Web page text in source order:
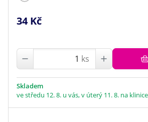
34 Kč
ks
Skladem
ve středu 12. 8. u vás, v úterý 11. 8. na klinice